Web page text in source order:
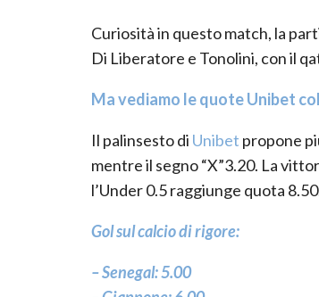
Curiosità in questo match, la
Di Liberatore e Tonolini, con il
Ma vediamo le quote Unibet
Il palinsesto di Unibet propone
mentre il segno “X” 3.20. La
l’Under 0.5 raggiunge quota 8.50
Gol sul calcio di rigore:
Senegal: 5.00